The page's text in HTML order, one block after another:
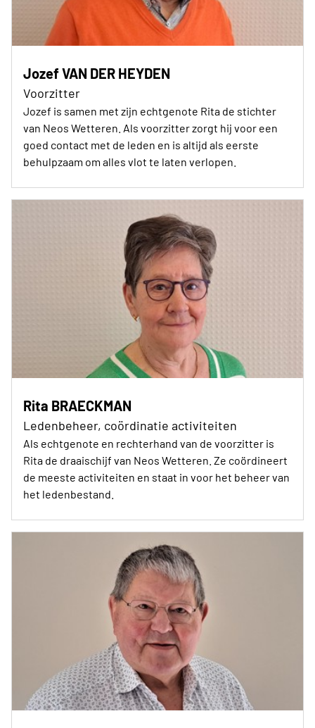
Jozef VAN DER HEYDEN
Voorzitter
Jozef is samen met zijn echtgenote Rita de stichter
van Neos Wetteren. Als voorzitter zorgt hij voor een
goed contact met de leden en is altijd als eerste
behulpzaam om alles vlot te laten verlopen.
Rita BRAECKMAN
Ledenbeheer, coördinatie activiteiten
Als echtgenote en rechterhand van de voorzitter is
Rita de draaischijf van Neos Wetteren. Ze coördineert
de meeste activiteiten en staat in voor het beheer van
het ledenbestand.